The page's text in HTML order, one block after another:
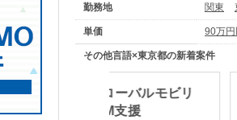
勤務地 関東
単価 90万円
その他言語×東京都の新着案件
【PMO/長期】グローバルモビリ
ティアプリ開発PM支援